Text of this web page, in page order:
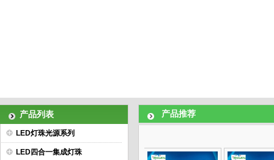
产品列表
LED灯珠光源系列
LED四合一集成灯珠
产品推荐